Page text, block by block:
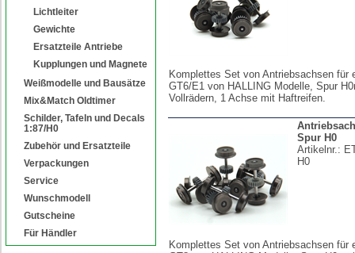
Lichtleiter
Gewichte
Ersatzteile Antriebe
Kupplungen und Magnete
Weißmodelle und Bausätze
Mix&Match Oldtimer
Schilder, Tafeln und Decals
1:87/H0
Zubehör und Ersatzteile
Verpackungen
Service
Wunschmodell
Gutscheine
Für Händler
Komplettes Set von Antriebsachsen für
GT6/E1 von HALLING Modelle, Spur
Vollrädern, 1 Achse mit Haftreifen.
Spur H0
Artikelnr.:
H0
Komplettes Set von Antriebsachsen für